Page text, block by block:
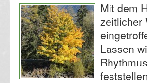
Mit dem
zeitlicher
Lassen